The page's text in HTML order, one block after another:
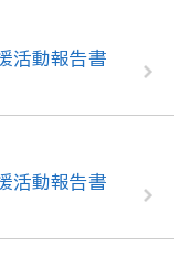
活動報告書
活動報告書